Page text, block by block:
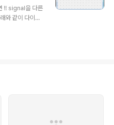
!! signal을 다른
와 같이 다이얼
시그날은 사
this,